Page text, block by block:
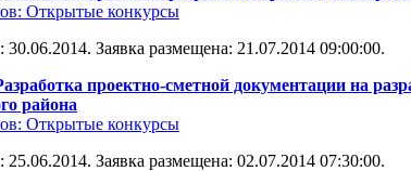
Открытые конкурсы
Заявка размещена: 21.07.2014 09:00:00.
проектно-сметной документации на
района
Открытые конкурсы
Заявка размещена: 02.07.2014 07:30:00.